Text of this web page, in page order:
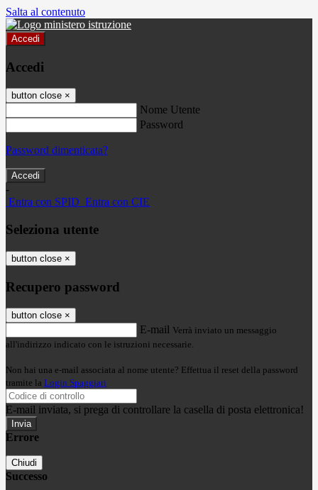
Salta al contenuto
Accedi
Accedi
button close ×
Nome Utente
Password
Password dimenticata?
-
Entra con SPID Entra con CIE
Seleziona utente
button close ×
Recupero password
button close ×
E-mail Verrà inviato un messaggio
all'indirizzo indicato con le istruzioni necessarie.
Non hai una e-mail associata al nome utente? Effettua il reset della password
tramite la Login Spaggiari
E-mail inviata, si prega di controllare la casella di posta elettronica!
Errore
Chiudi
Successo